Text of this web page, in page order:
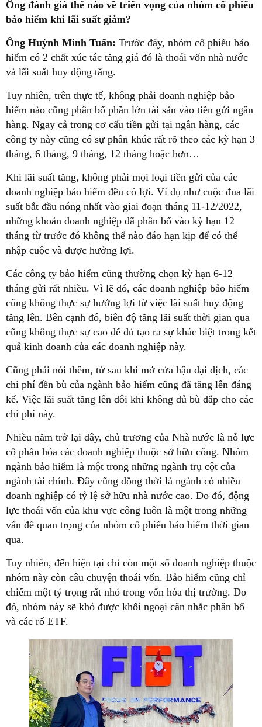
Ông đánh giá thế nào về triển vọng của nhóm cổ phiếu
bảo hiểm khi lãi suất giảm?
Ông Huỳnh Minh Tuấn: Trước đây, nhóm cổ phiếu bảo
hiểm có 2 chất xúc tác tăng giá đó là thoái vốn nhà nước
và lãi suất huy động tăng.
Tuy nhiên, trên thực tế, không phải doanh nghiệp bảo
hiểm nào cũng phân bổ phần lớn tài sản vào tiền gửi ngân
hàng. Ngay cả trong cơ cấu tiền gửi tại ngân hàng, các
công ty này cũng có sự phân khúc rất rõ theo các kỳ hạn 3
tháng, 6 tháng, 9 tháng, 12 tháng hoặc hơn…
Khi lãi suất tăng, không phải mọi loại tiền gửi của các
doanh nghiệp bảo hiểm đều có lợi. Ví dụ như cuộc đua lãi
suất bắt đầu nóng nhất vào giai đoạn tháng 11-12/2022,
những khoản doanh nghiệp đã phân bổ vào kỳ hạn 12
tháng từ trước đó không thể nào đáo hạn kịp để có thể
nhập cuộc và được hưởng lợi.
Các công ty bảo hiểm cũng thường chọn kỳ hạn 6-12
tháng gửi rất nhiều. Vì lẽ đó, các doanh nghiệp bảo hiểm
cũng không thực sự hưởng lợi từ việc lãi suất huy động
tăng lên. Bên cạnh đó, biên độ tăng lãi suất thời gian qua
cũng không thực sự cao để đủ tạo ra sự khác biệt trong kết
quả kinh doanh của các doanh nghiệp này.
Cũng phải nói thêm, từ sau khi mở cửa hậu đại dịch, các
chi phí đền bù của ngành bảo hiểm cũng đã tăng lên đáng
kể. Việc lãi suất tăng lên đôi khi không đủ bù đắp cho các
chi phí này.
Nhiều năm trở lại đây, chủ trương của Nhà nước là nỗ lực
cổ phần hóa các doanh nghiệp thuộc sở hữu công. Nhóm
ngành bảo hiểm là một trong những ngành trụ cột của
ngành tài chính. Đây cũng đồng thời là ngành có nhiều
doanh nghiệp có tỷ lệ sở hữu nhà nước cao. Do đó, động
lực thoái vốn của khu vực công luôn là một trong những
vấn đề quan trọng của nhóm cổ phiếu bảo hiểm thời gian
qua.
Tuy nhiên, đến hiện tại chỉ còn một số doanh nghiệp thuộc
nhóm này còn câu chuyện thoái vốn. Bảo hiểm cũng chỉ
chiếm một tỷ trọng rất nhỏ trong vốn hóa thị trường. Do
đó, nhóm này sẽ khó được khối ngoại cân nhắc phân bổ
và các rổ ETF.